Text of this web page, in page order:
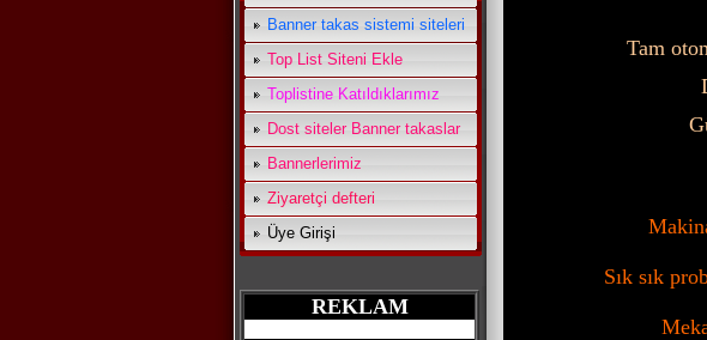
Banner takas sistemi siteleri
Top List Siteni Ekle
Toplistine Katıldıklarımız
Dost siteler Banner takaslar
Bannerlerimiz
Ziyaretçi defteri
Üye Girişi
REKLAM
Tam
Sık sık